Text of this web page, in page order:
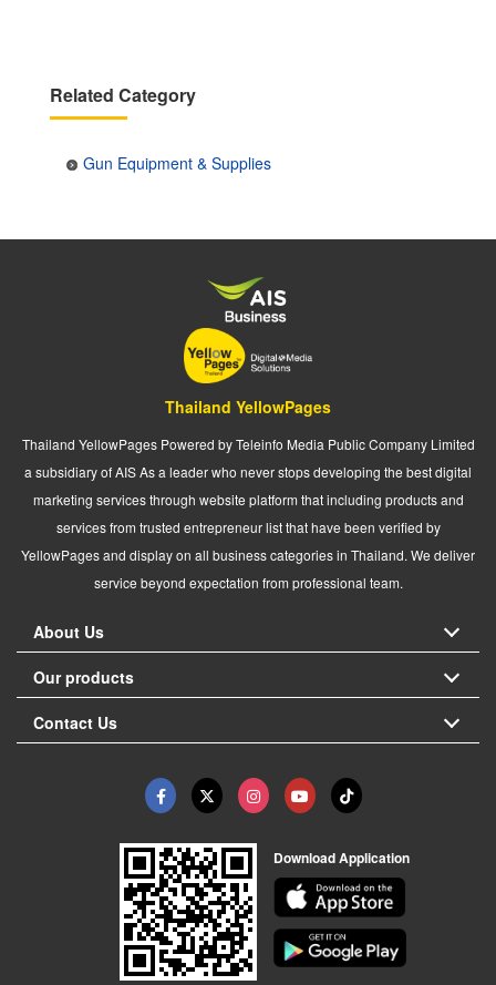
Related Category
Gun Equipment & Supplies
Thailand YellowPages
Thailand YellowPages Powered by Teleinfo Media Public Company Limited
a subsidiary of AIS As a leader who never stops developing the best digital
marketing services through website platform that including products and
services from trusted entrepreneur list that have been verified by
YellowPages and display on all business categories in Thailand. We deliver
service beyond expectation from professional team.
About Us
Our products
Contact Us
Download Application